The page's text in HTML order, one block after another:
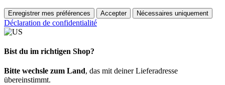
Enregistrer mes préférences Accepter Nécessaires uniquement
Déclaration de confidentialité
Bist du im richtigen Shop?
Bitte wechsle zum Land, das mit deiner Lieferadresse
übereinstimmt.